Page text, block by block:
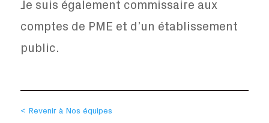
Je suis également commissaire aux
comptes de PME et d’un établissement
public.
< Revenir à Nos équipes